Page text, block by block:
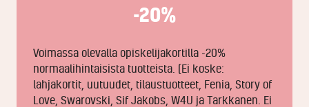
-20%
Voimassa olevalla opiskelijakortilla -20%
normaalihintaisista tuotteista. (Ei koske:
lahjakortit, uutuudet, tilaustuotteet, Fenia, Story of
Love, Swarovski, Sif Jakobs, W4U ja Tarkkanen. Ei